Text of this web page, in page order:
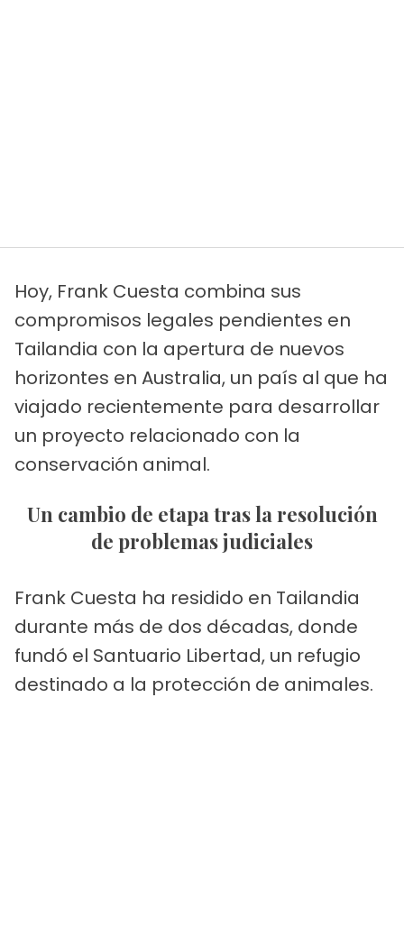
Hoy, Frank Cuesta combina sus
compromisos legales pendientes en
Tailandia con la apertura de nuevos
horizontes en Australia, un país al que ha
viajado recientemente para desarrollar
un proyecto relacionado con la
conservación animal.
Un cambio de etapa tras la resolución
de problemas judiciales
Frank Cuesta ha residido en Tailandia
durante más de dos décadas, donde
fundó el Santuario Libertad, un refugio
destinado a la protección de animales.